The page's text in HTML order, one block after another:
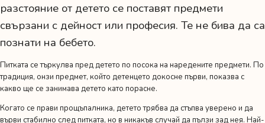
разстояние от детето се поставят предмети
свързани с дейност или професия. Те не бива да са
познати на бебето.
Питката се търкулва пред детето по посока на наредените предмети. По
традиция, онзи предмет, който детенцето докосне първи, показва с
какво ще се занимава детето като порасне.
Когато се прави прощъпалника, детето трябва да стъпва уверено и да
върви стабилно след питката, но в никакъв случай да пълзи зад нея. Най-